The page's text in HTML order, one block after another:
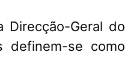
Direcção-Geral do
definem-se como